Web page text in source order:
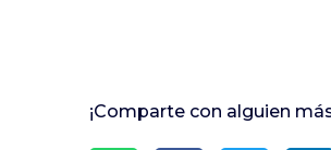
¡Comparte con alguien